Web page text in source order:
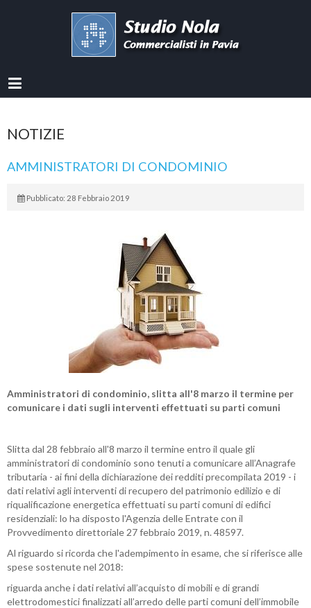
NOTIZIE
AMMINISTRATORI DI CONDOMINIO
Pubblicato: 28 Febbraio 2019
Amministratori di condominio, slitta all'8 marzo il termine per
comunicare i dati sugli interventi effettuati su parti comuni
Slitta dal 28 febbraio all'8 marzo il termine entro il quale gli
amministratori di condominio sono tenuti a comunicare all’Anagrafe
tributaria - ai fini della dichiarazione dei redditi precompilata 2019 - i
dati relativi agli interventi di recupero del patrimonio edilizio e di
riqualificazione energetica effettuati su parti comuni di edifici
residenziali: lo ha disposto l'Agenzia delle Entrate con il
Provvedimento direttoriale 27 febbraio 2019, n. 48597.
Al riguardo si ricorda che l'adempimento in esame, che si riferisce alle
spese sostenute nel 2018:
riguarda anche i dati relativi all’acquisto di mobili e di grandi
elettrodomestici finalizzati all’arredo delle parti comuni dell’immobile